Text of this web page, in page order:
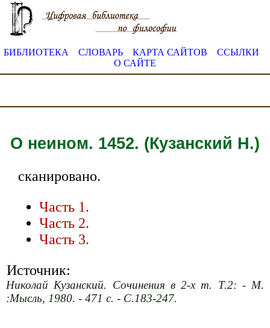
БИБЛИОТЕКА СЛОВАРЬ КАРТА САЙТОВ
ССЫЛКИ
О САЙТЕ
О неином. 1452. (Кузанский Н.)
сканировано.
Часть 1.
Часть 2.
Часть 3.
Источник:
Николай Кузанский. Сочинения в 2-х т. Т.2: - М.
:Мысль, 1980. - 471 с. - С.183-247.